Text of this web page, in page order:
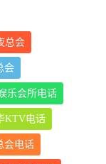
总会
会
乐会所电话
KTV电话
会电话